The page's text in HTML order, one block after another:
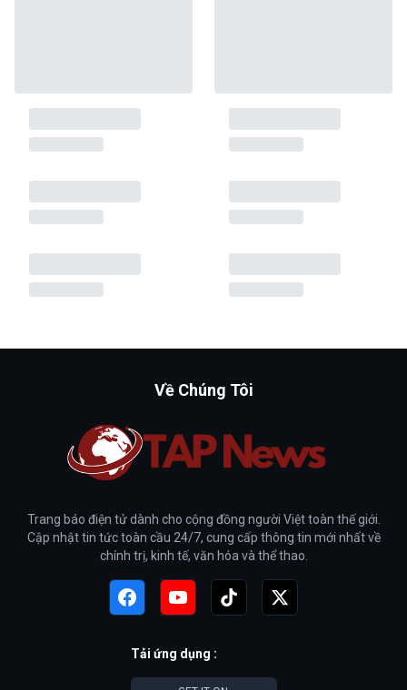
Về Chúng Tôi
Trang báo điện tử dành cho cộng đồng người Việt toàn thế giới.
Cập nhật tin tức toàn cầu 24/7, cung cấp thông tin mới nhất về
chính trị, kinh tế, văn hóa và thể thao.
Tải ứng dụng :